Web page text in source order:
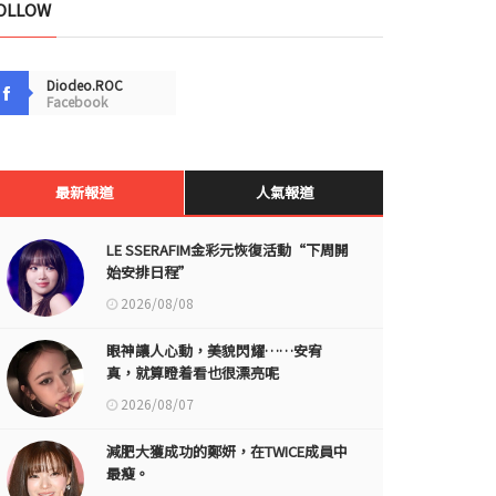
Diodeo.ROC
Facebook
最新報道 人氣報道
LE SSERAFIM金彩元恢復活動“下周開
始安排日程”
2026/08/08
眼神讓人心動，美貌閃耀……安宥
真，就算瞪着看也很漂亮呢
2026/08/07
減肥大獲成功的鄭妍，在TWICE成員中
最瘦。